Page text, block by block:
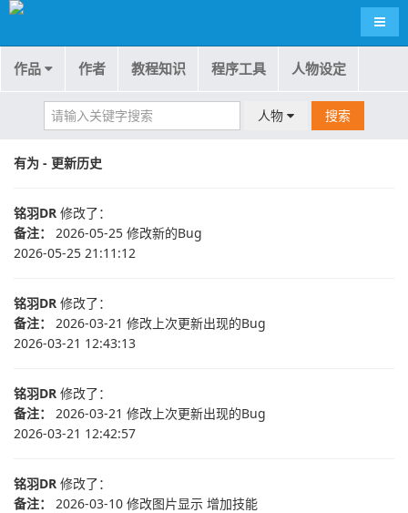
导航
作品 作者 教程知识 程序工具 人物设定
人物 搜索
有为 - 更新历史
铭羽DR 修改了：
备注： 2026-05-25 修改新的Bug
2026-05-25 21:11:12
铭羽DR 修改了：
备注： 2026-03-21 修改上次更新出现的Bug
2026-03-21 12:43:13
铭羽DR 修改了：
备注： 2026-03-21 修改上次更新出现的Bug
2026-03-21 12:42:57
铭羽DR 修改了：
备注： 2026-03-10 修改图片显示 增加技能